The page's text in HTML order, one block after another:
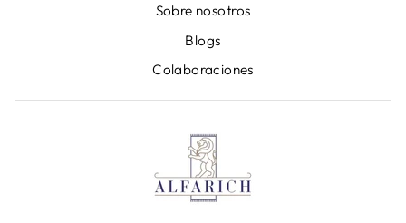
Sobre nosotros
Blogs
Colaboraciones